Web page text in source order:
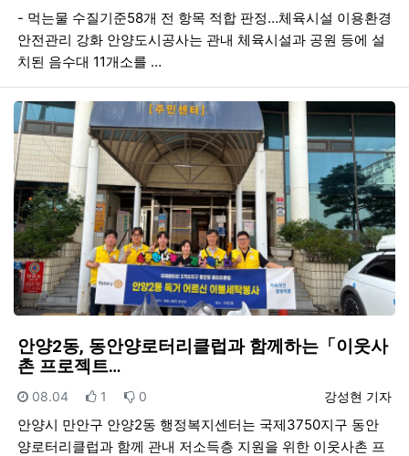
- 먹는물 수질기준58개 전 항목 적합 판정…체육시설 이용환경
안전관리 강화 안양도시공사는 관내 체육시설과 공원 등에 설
치된 음수대 11개소를 …
안양2동, 동안양로터리클럽과 함께하는「이웃사
촌 프로젝트…
등록자
강성현 기자
등록일
08.04 추천
1 비추천
0
안양시 만안구 안양2동 행정복지센터는 국제3750지구 동안
양로터리클럽과 함께 관내 저소득층 지원을 위한 이웃사촌 프